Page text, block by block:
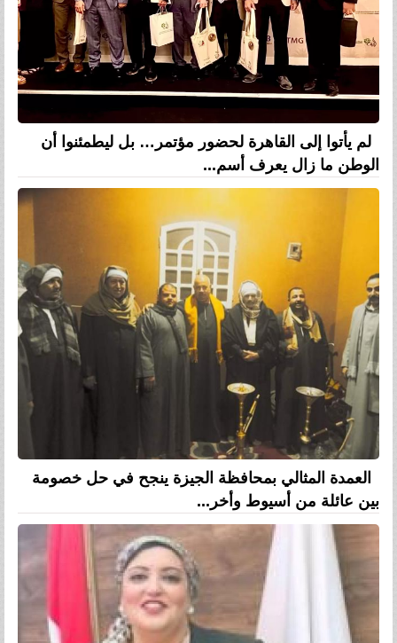
لم يأتوا إلى القاهرة لحضور مؤتمر… بل ليطمئنوا أن
الوطن ما زال يعرف أسم...
العمدة المثالي بمحافظة الجيزة ينجح في حل خصومة
بين عائلة من أسيوط وأخر...